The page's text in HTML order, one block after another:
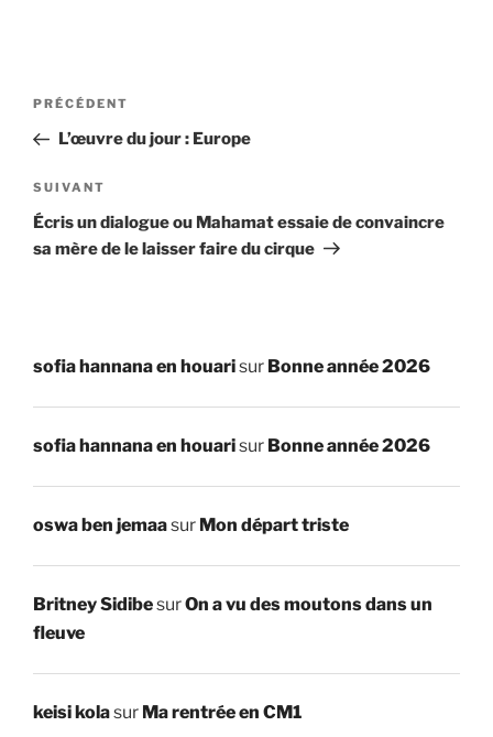
Navigation
l’article
Article
précédent
PRÉCÉDENT
L’œuvre du jour : Europe
Article
suivant
SUIVANT
Écris un dialogue ou Mahamat essaie de convaincre
sa mère de le laisser faire du cirque
sofia hannana en houarisur Bonne année 2026
sofia hannana en houarisur Bonne année 2026
oswa ben jemaasur Mon départ triste
Britney SidibesurOn a vu des moutons dans un
fleuve
keisi kolasur Ma rentrée en CM1